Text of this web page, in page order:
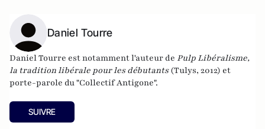
Daniel Tourre
Daniel Tourre est notamment l'auteur de Pulp Libéralisme,
la tradition libérale pour les débutants(Tulys, 2012) et
porte-parole du "Collectif Antigone".
SUIVRE